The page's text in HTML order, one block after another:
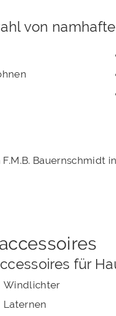
von
Bauernschmidt
für
Windlichter
Laternen